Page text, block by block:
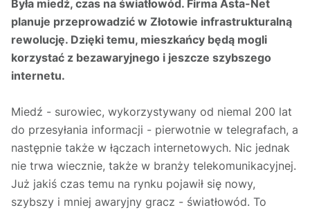
Była miedź, czas na światłowód. Firma Asta-Net
planuje przeprowadzić w Złotowie infrastrukturalną
rewolucję. Dzięki temu, mieszkańcy będą mogli
korzystać z bezawaryjnego i jeszcze szybszego
internetu.
Miedź - surowiec, wykorzystywany od niemal 200 lat
do przesyłania informacji - pierwotnie w telegrafach, a
następnie także w łączach internetowych. Nic jednak
nie trwa wiecznie, także w branży telekomunikacyjnej.
Już jakiś czas temu na rynku pojawił się nowy,
szybszy i mniej awaryjny gracz - światłowód. To